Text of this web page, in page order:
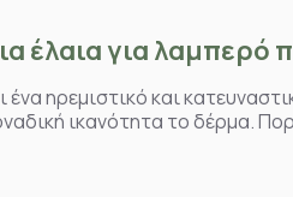
έλαια για
ένα ηρεμιστικό και
ικανότητα το δέρμα.